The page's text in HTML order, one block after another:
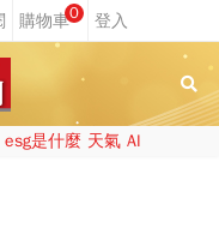
0
esg是什麼 天氣 AI